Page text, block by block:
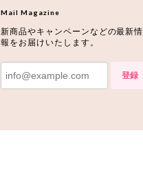
Mail Magazine
新商品やキャンペーンなどの最新情
報をお届けいたします。
登録